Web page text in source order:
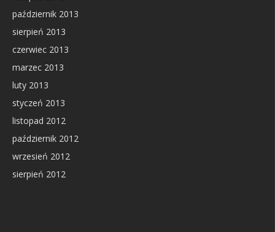
październik 2013
sierpień 2013
czerwiec 2013
marzec 2013
luty 2013
styczeń 2013
listopad 2012
październik 2012
wrzesień 2012
sierpień 2012